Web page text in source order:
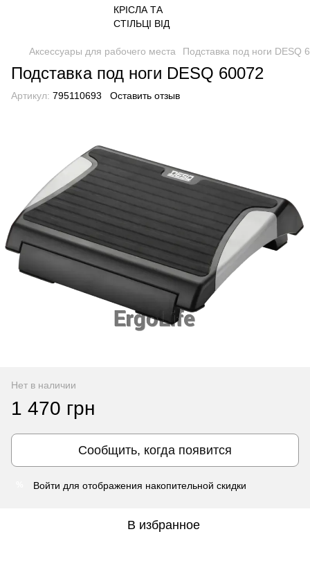
Аксессуары для рабочего места Подставка под ноги DESQ
Подставка под ноги DESQ 60072
Артикул: 795110693 Оставить отзыв
Нет в наличии
1 470 грн
Сообщить, когда появится
Войти для отображения накопительной скидки
В избранное